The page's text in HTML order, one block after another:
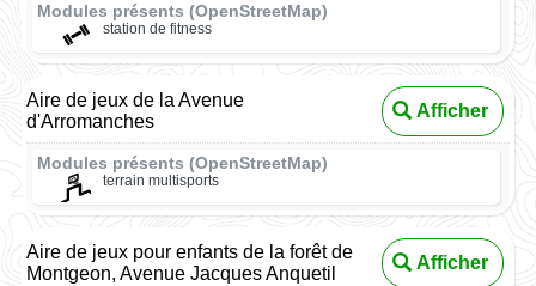
Modules présents (OpenStreetMap)
station de fitness
Aire de jeux de la Avenue
d'Arromanches
Afficher
Modules présents (OpenStreetMap)
terrain multisports
Aire de jeux pour enfants de la forêt de
Montgeon, Avenue Jacques Anquetil
Afficher